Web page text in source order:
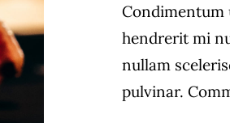
Condimentum
hendrerit mi
nullam
pulvinar.